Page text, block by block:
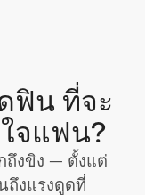
ฟิน ที่จะ
จแฟน?
ถึงขิง — ตั้งแต่
ถึงแรงดูดที่